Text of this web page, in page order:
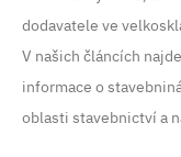
dodavatele ve
V našich článcích
informace o
oblasti stavebnictví a